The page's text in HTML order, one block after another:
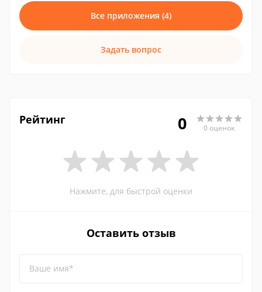
Все приложения (4)
Задать вопрос
Рейтинг 0 0 оценок
Нажмите, для быстрой оценки
Оставить отзыв
Ваше имя*